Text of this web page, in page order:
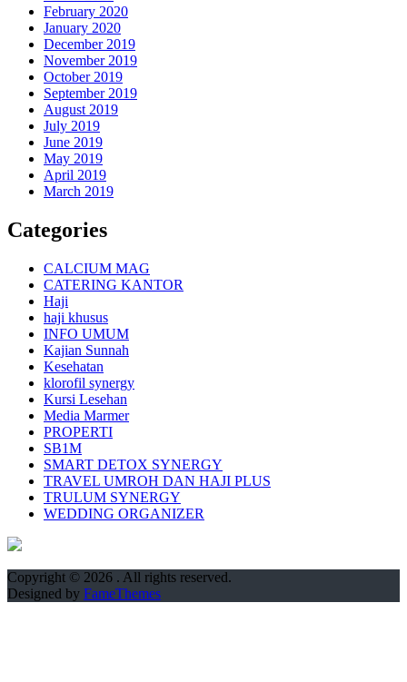
February 2020
January 2020
December 2019
November 2019
October 2019
September 2019
August 2019
July 2019
June 2019
May 2019
April 2019
March 2019
Categories
CALCIUM MAG
CATERING KANTOR
Haji
haji khusus
INFO UMUM
Kajian Sunnah
Kesehatan
klorofil synergy
Kursi Lesehan
Media Marmer
PROPERTI
SB1M
SMART DETOX SYNERGY
TRAVEL UMROH DAN HAJI PLUS
TRULUM SYNERGY
WEDDING ORGANIZER
Copyright © 2026 . All rights reserved.
Designed by FameThemes